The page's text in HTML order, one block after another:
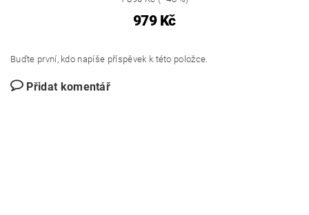
979 Kč
Buďte první, kdo napíše příspěvek k této položce.
Přidat komentář